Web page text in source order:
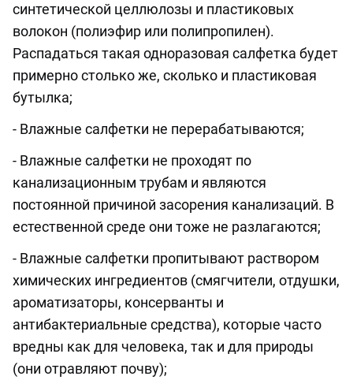
синтетической целлюлозы и пластиковых
волокон (полиэфир или полипропилен).
Распадаться такая одноразовая салфетка будет
примерно столько же, сколько и пластиковая
бутылка;
- Влажные салфетки не перерабатываются;
- Влажные салфетки не проходят по
канализационным трубам и являются
постоянной причиной засорения канализаций. В
естественной среде они тоже не разлагаются;
- Влажные салфетки пропитывают раствором
химических ингредиентов (смягчители, отдушки,
ароматизаторы, консерванты и
антибактериальные средства), которые часто
вредны как для человека, так и для природы
(они отравляют почву);